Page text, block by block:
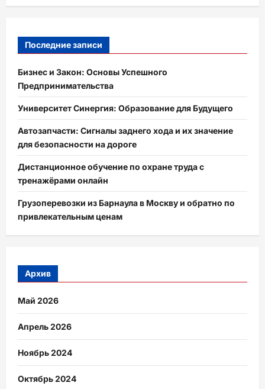
Последние записи
Бизнес и Закон: Основы Успешного
Предпринимательства
Университет Синергия: Образование для Будущего
Автозапчасти: Сигналы заднего хода и их значение
для безопасности на дороге
Дистанционное обучение по охране труда с
тренажёрами онлайн
Грузоперевозки из Барнаула в Москву и обратно по
привлекательным ценам
Архив
Май 2026
Апрель 2026
Ноябрь 2024
Октябрь 2024